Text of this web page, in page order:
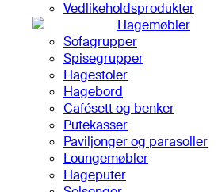
Vedlikeholdsprodukter
Hagemøbler
Sofagrupper
Spisegrupper
Hagestoler
Hagebord
Cafésett og benker
Putekasser
Paviljonger og parasoller
Loungemøbler
Hageputer